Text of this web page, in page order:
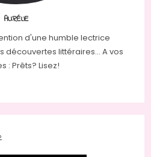
AURÉLIE
d'une humble lectrice
découvertes littéraires... A vos
: Prêts? Lisez!